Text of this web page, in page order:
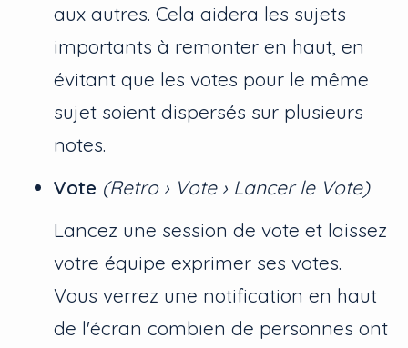
aux autres. Cela aidera les sujets
importants à remonter en haut, en
évitant que les votes pour le même
sujet soient dispersés sur plusieurs
notes.
Vote (Retro › Vote › Lancer le Vote)
Lancez une session de vote et laissez
votre équipe exprimer ses votes.
Vous verrez une notification en haut
de l'écran combien de personnes ont